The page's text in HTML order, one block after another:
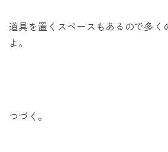
道具を置くスペースもあるので多く
よ。
つづく。